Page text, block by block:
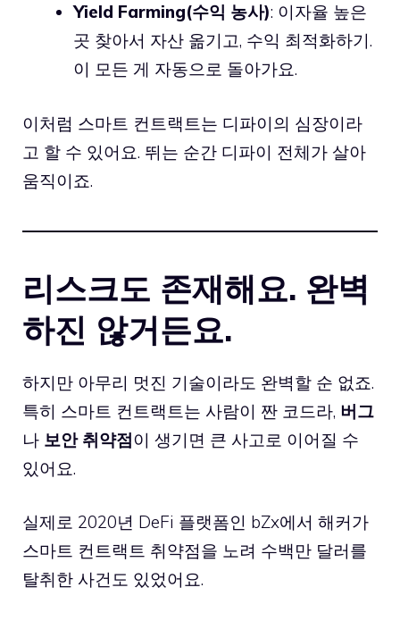
Yield Farming(수익 농사): 이자율 높은
곳 찾아서 자산 옮기고, 수익 최적화하기.
이 모든 게 자동으로 돌아가요.
이처럼 스마트 컨트랙트는 디파이의 심장이라
고 할 수 있어요. 뛰는 순간 디파이 전체가 살아
움직이죠.
리스크도 존재해요. 완벽
하진 않거든요.
하지만 아무리 멋진 기술이라도 완벽할 순 없죠.
특히 스마트 컨트랙트는 사람이 짠 코드라, 버그
나 보안 취약점이 생기면 큰 사고로 이어질 수
있어요.
실제로 2020년 DeFi 플랫폼인 bZx에서 해커가
스마트 컨트랙트 취약점을 노려 수백만 달러를
탈취한 사건도 있었어요.